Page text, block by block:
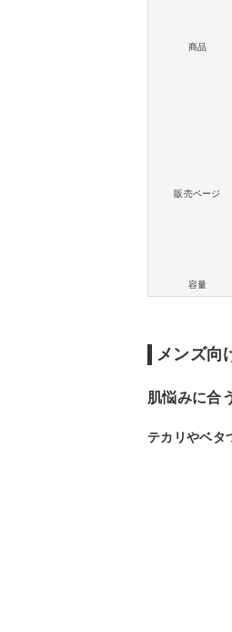
商品
販売ページ
容量
メンズ向
肌悩みに合
テカリやベタ